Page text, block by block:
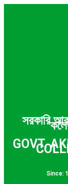
সরকারি
GOVT.
Since: